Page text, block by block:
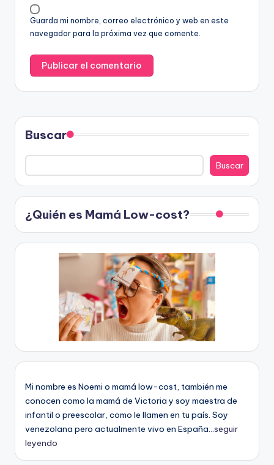
Guarda mi nombre, correo electrónico y web en este
navegador para la próxima vez que comente.
Buscar
Buscar
¿Quién es Mamá Low-cost?
Mi nombre es Noemi o mamá low-cost, también me
conocen como la mamá de Victoria y soy maestra de
infantil o preescolar, como le llamen en tu país. Soy
venezolana pero actualmente vivo en España...seguir
leyendo